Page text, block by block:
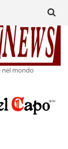
nel mondo
for: